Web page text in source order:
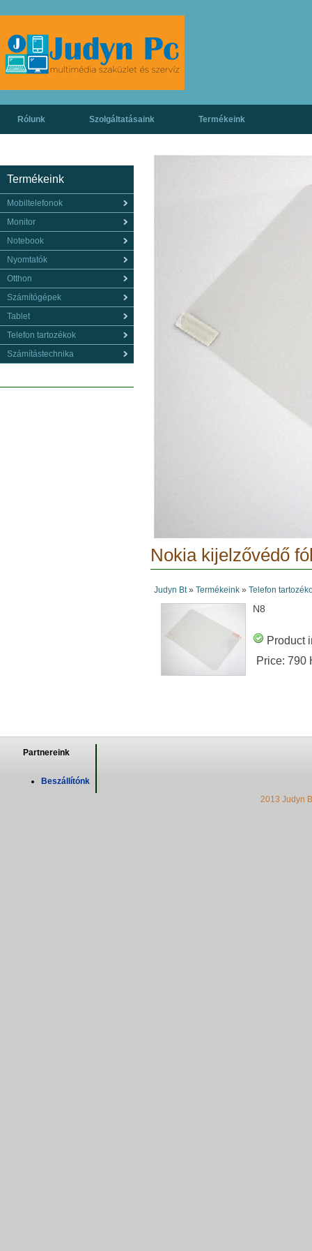
Rólunk Szolgáltatásaink Termékeink
Nokia kijelzővédő
Judyn Bt» Termékeink» Telefon
N8
Product
Price: 790
Termékeink
Mobiltelefonok
Monitor
Notebook
Nyomtatók
Otthon
Számítógépek
Tablet
Telefon tartozékok
Számítástechnika
Partnereink
Beszállítónk
2013 Judyn